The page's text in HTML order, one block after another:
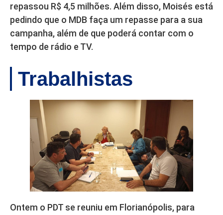
repassou R$ 4,5 milhões. Além disso, Moisés está
pedindo que o MDB faça um repasse para a sua
campanha, além de que poderá contar com o
tempo de rádio e TV.
Trabalhistas
Ontem o PDT se reuniu em Florianópolis, para